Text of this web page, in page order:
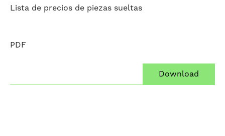
Lista de precios de piezas sueltas
PDF
Download